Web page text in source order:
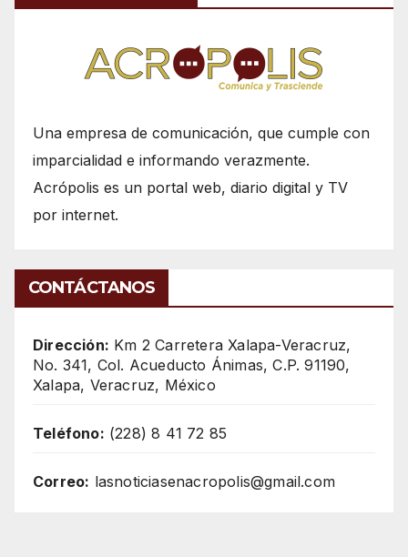
Una empresa de comunicación, que cumple con
imparcialidad e informando verazmente.
Acrópolis es un portal web, diario digital y TV
por internet.
CONTÁCTANOS
Dirección: Km 2 Carretera Xalapa-Veracruz,
No. 341, Col. Acueducto Ánimas, C.P. 91190,
Xalapa, Veracruz, México
Teléfono: (228) 8 41 72 85
Correo: lasnoticiasenacropolis@gmail.com